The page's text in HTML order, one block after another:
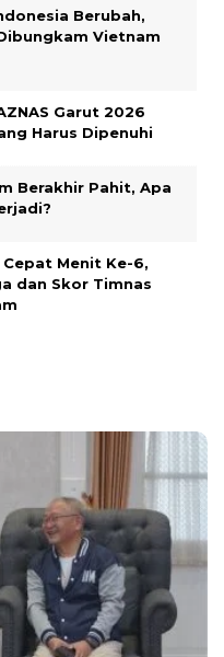
Berubah,
Vietnam
Garut 2026
Harus Dipenuhi
Berakhir Pahit, Apa
Menit Ke-6,
dan Skor Timnas